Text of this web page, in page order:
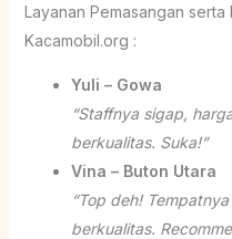
Layanan Pemasangan
Kacamobil.org :
Yuli – Gowa
“Staffnya sigap,
berkualitas. Suka!”
Vina – Buton Utara
“Top deh!
berkualitas.